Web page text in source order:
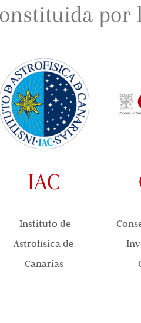
IAC
Instituto de
Astrofísica de
Canarias